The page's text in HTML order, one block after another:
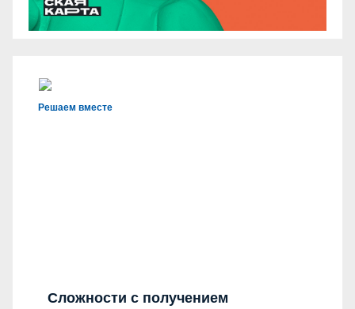
Решаем вместе
Сложности с получением